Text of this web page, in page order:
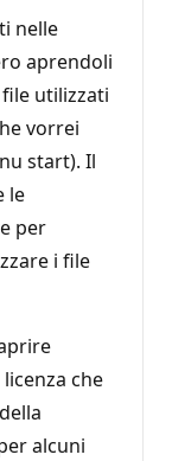
nelle
aprendoli
utilizzati
vorrei
start). Il
le
per
i file
che
alcuni